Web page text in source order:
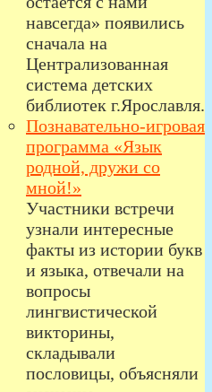
навсегда» появились
сначала на
Централизованная
система детских
библиотек г.Ярославля.
Познавательно-игровая
программа «Язык
родной, дружи со
мной!»
Участники встречи
узнали интересные
факты из истории букв
и языка, отвечали на
вопросы
лингвистической
викторины,
складывали
пословицы, объясняли